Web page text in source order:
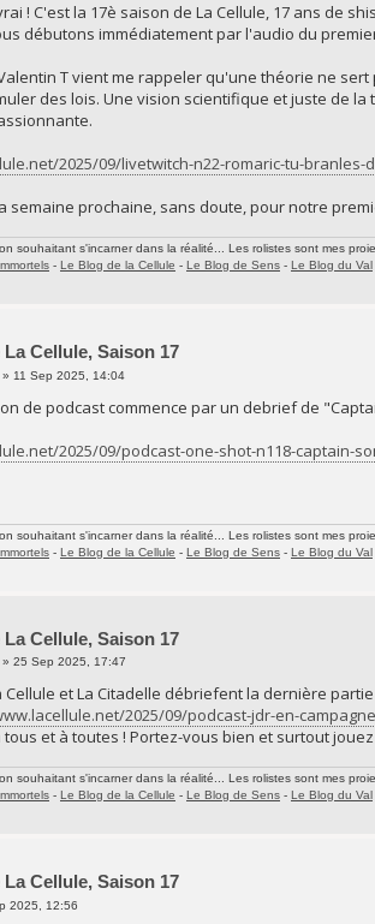
! C'est la 17è saison de La Cellule, 17 ans de
débutons immédiatement par l'audio du
T vient me rappeler qu'une théorie ne
des lois. Une vision scientifique et juste de
2025/09/livetwitch-n22-romaric-tu-branles-
semaine prochaine, sans doute, pour notre
souhaitant s'incarner dans la réalité... Les rolistes sont mes
- Le Blog de la Cellule - Le Blog de Sens - Le Blog du Val
Cellule, Saison 17
» 11 Sep 2025, 14:04
de podcast commence par un debrief de
2025/09/podcast-one-shot-n118-captain-
souhaitant s'incarner dans la réalité... Les rolistes sont mes
- Le Blog de la Cellule - Le Blog de Sens - Le Blog du Val
Cellule, Saison 17
» 25 Sep 2025, 17:47
Cellule et La Citadelle débriefent la dernière
2025/09/podcast-jdr-en-
et à toutes ! Portez-vous bien et surtout
souhaitant s'incarner dans la réalité... Les rolistes sont mes
- Le Blog de la Cellule - Le Blog de Sens - Le Blog du Val
Cellule, Saison 17
2025, 12:56